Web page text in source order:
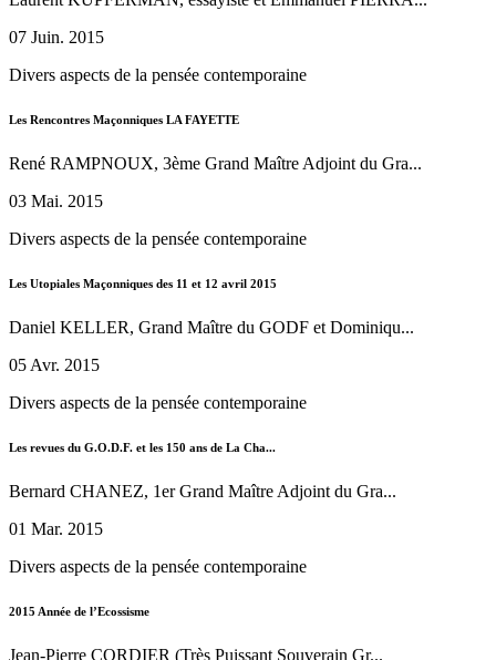
07 Juin. 2015
Divers aspects de la pensée contemporaine
Les Rencontres Maçonniques LA FAYETTE
René RAMPNOUX, 3ème Grand Maître Adjoint du Gra...
03 Mai. 2015
Divers aspects de la pensée contemporaine
Les Utopiales Maçonniques des 11 et 12 avril 2015
Daniel KELLER, Grand Maître du GODF et Dominiqu...
05 Avr. 2015
Divers aspects de la pensée contemporaine
Les revues du G.O.D.F. et les 150 ans de La Cha...
Bernard CHANEZ, 1er Grand Maître Adjoint du Gra...
01 Mar. 2015
Divers aspects de la pensée contemporaine
2015 Année de l’Ecossisme
Jean-Pierre CORDIER (Très Puissant Souverain Gr...